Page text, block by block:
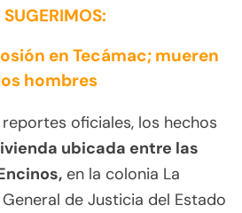
SUGERIMOS:
en Tecámac; mueren
hombres
oficiales, los hechos
ubicada entre las
en la colonia La
de Justicia del Estado